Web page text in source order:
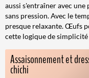
aussi s'entraîner avec
sans pression. Avec le
presque relaxante. Œufs
cette logique de
Assaisonnement et
chichi